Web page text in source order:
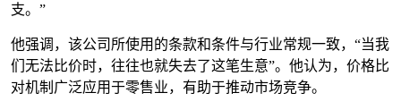
支。”
他强调，该公司所使用的条款和条件与行业常规一致，“当我
们无法比价时，往往也就失去了这笔生意”。他认为，价格比
对机制广泛应用于零售业，有助于推动市场竞争。